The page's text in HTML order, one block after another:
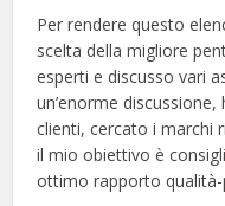
Per rendere questo
scelta della migliore
esperti e discusso vari
un’enorme
clienti, cercato i marchi
il mio obiettivo è
ottimo rapporto qualità-